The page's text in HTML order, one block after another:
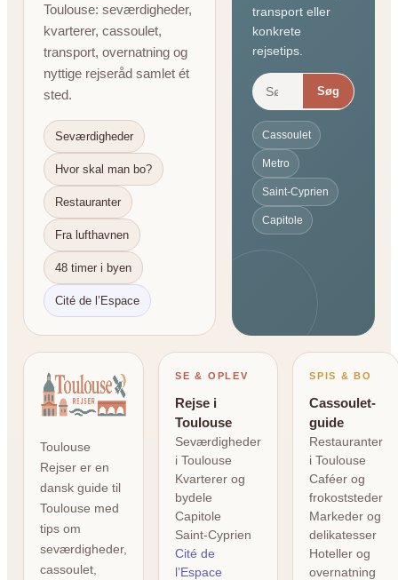
Toulouse: seværdigheder,
kvarterer, cassoulet,
transport, overnatning og
nyttige rejseråd samlet ét
sted.
Seværdigheder
Hvor skal man bo?
Restauranter
Fra lufthavnen
48 timer i byen
Cité de l’Espace
transport eller
konkrete
rejsetips.
Søg
Cassoulet
Metro
Saint-Cyprien
Capitole
Toulouse
Rejser er en
dansk guide til
Toulouse med
tips om
seværdigheder,
cassoulet,
SE & OPLEV
Rejse i
Toulouse
Seværdigheder
i Toulouse
Kvarterer og
bydele
Capitole
Saint-Cyprien
Cité de
l’Espace
SPIS & BO
Cassoulet-
guide
Restauranter
i Toulouse
Caféer og
frokoststeder
Markeder og
delikatesser
Hoteller og
overnatning